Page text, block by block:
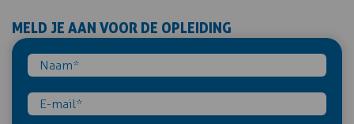
MELD JE AAN VOOR DE OPLEIDING